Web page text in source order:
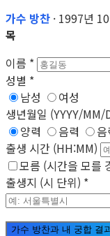
가수 방찬 · 1997년
목
이름 *
성별 *
남성
여성
생년월일 (YYYY/MM/
양력
음력
출생 시간 (HH:MM)
모름 (시간을 모를
출생지 (시 단위) *
가수 방찬과 내 궁합 결